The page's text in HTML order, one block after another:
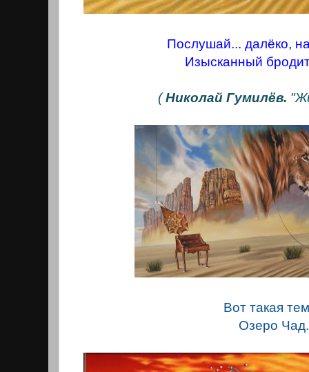
Послушай... далёко,
Изысканный
(Николай Гумилёв.
Вот такая
Озеро Чад.